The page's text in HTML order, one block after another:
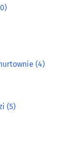
(4)
(5)